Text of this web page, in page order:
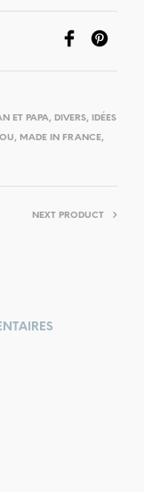
ET PAPA, DIVERS,
IDÉES
, MADE IN FRANCE,
NEXT PRODUCT